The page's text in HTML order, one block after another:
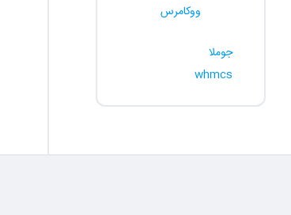
ووکامرس
جوملا
whmcs